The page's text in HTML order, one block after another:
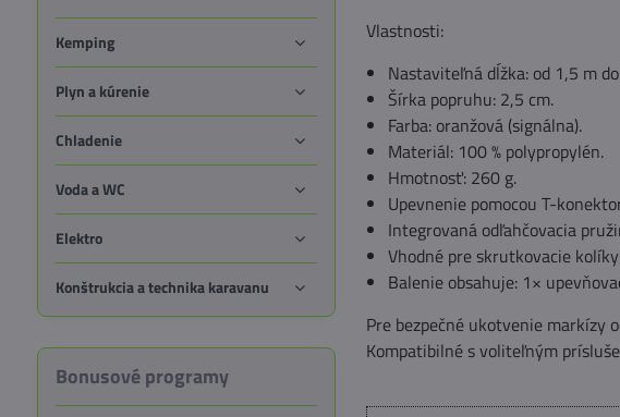
Vlastnosti:
Nastaviteľná dĺžka: od 1,5 m
Šírka popruhu: 2,5 cm.
Farba: oranžová (signálna).
Materiál: 100 % polypropylén.
Hmotnosť: 260 g.
Upevnenie pomocou T-
Integrovaná odľahčovacia
Vhodné pre skrutkovacie
Balenie obsahuje: 1×
Pre bezpečné ukotvenie markízy
Kompatibilné s voliteľným
Kemping
Plyn a kúrenie
Chladenie
Voda a WC
Elektro
Konštrukcia a technika karavanu
Bonusové programy